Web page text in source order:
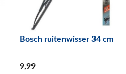
Bosch ruitenwisser 34 cm
9,99